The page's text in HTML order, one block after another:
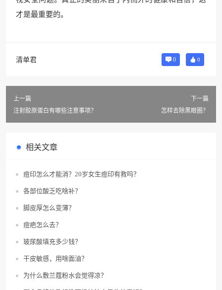
才是最重要的。
清单君 0 0
上一篇
注射胶原蛋白有哪些注意事项？
下一篇
怎样去除黑眼圈？
相关文章
痘印怎么才能消？20岁女生痘印有救吗？
各部位酸乏吃啥补？
脚皮厚怎么变薄？
痘疤怎么去？
玻尿酸填充多少钱？
干皮敏感，用啥面油？
为什么敷兰蔻粉水会觉得凉？